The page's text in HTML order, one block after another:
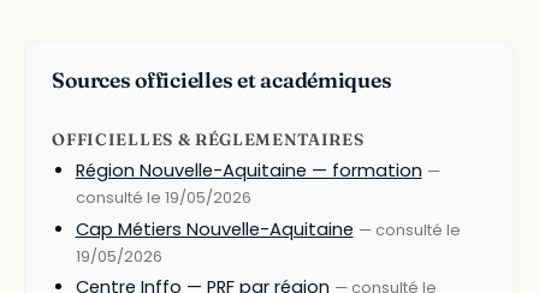
Sources officielles et académiques
OFFICIELLES & RÉGLEMENTAIRES
Région Nouvelle-Aquitaine — formation —
consulté le 19/05/2026
Cap Métiers Nouvelle-Aquitaine — consulté le
19/05/2026
Centre Inffo — PRF par région — consulté le